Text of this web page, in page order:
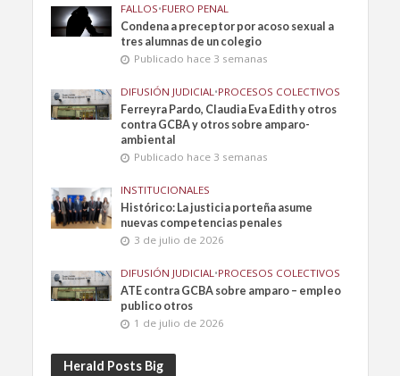
FALLOS•FUERO PENAL
Condena a preceptor por acoso sexual a
tres alumnas de un colegio
Publicado hace 3 semanas
DIFUSIÓN JUDICIAL •PROCESOS COLECTIVOS
Ferreyra Pardo, Claudia Eva Edith y otros
contra GCBA y otros sobre amparo-
ambiental
Publicado hace 3 semanas
INSTITUCIONALES
Histórico: La justicia porteña asume
nuevas competencias penales
3 de julio de 2026
DIFUSIÓN JUDICIAL •PROCESOS COLECTIVOS
ATE contra GCBA sobre amparo – empleo
publico otros
1 de julio de 2026
Herald Posts Big